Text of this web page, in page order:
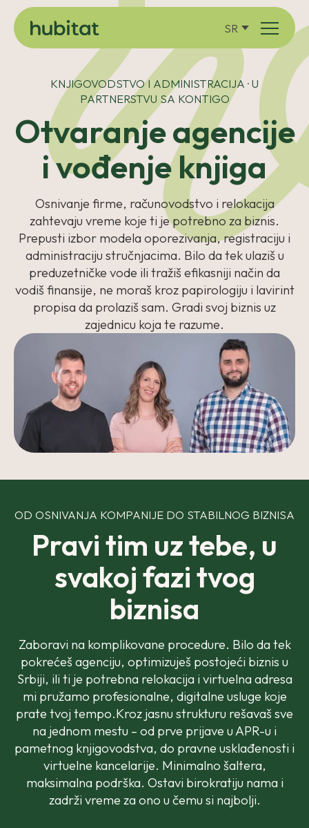
SR
KNJIGOVODSTVO I ADMINISTRACIJA · U
PARTNERSTVU SA KONTIGO
Otvaranje agencije
i vođenje knjiga
Osnivanje firme, računovodstvo i relokacija
zahtevaju vreme koje ti je potrebno za biznis.
Prepusti izbor modela oporezivanja, registraciju i
administraciju stručnjacima. Bilo da tek ulaziš u
preduzetničke vode ili tražiš efikasniji način da
vodiš finansije, ne moraš kroz papirologiju i lavirint
propisa da prolaziš sam. Gradi svoj biznis uz
zajednicu koja te razume.
OD OSNIVANJA KOMPANIJE DO STABILNOG BIZNISA
Pravi tim uz tebe, u
svakoj fazi tvog
biznisa
Zaboravi na komplikovane procedure. Bilo da tek
pokrećeš agenciju, optimizuješ postojeći biznis u
Srbiji, ili ti je potrebna relokacija i virtuelna adresa
mi pružamo profesionalne, digitalne usluge koje
prate tvoj tempo.Kroz jasnu strukturu rešavaš sve
na jednom mestu – od prve prijave u APR-u i
pametnog knjigovodstva, do pravne usklađenosti i
virtuelne kancelarije. Minimalno šaltera,
maksimalna podrška. Ostavi birokratiju nama i
zadrži vreme za ono u čemu si najbolji.